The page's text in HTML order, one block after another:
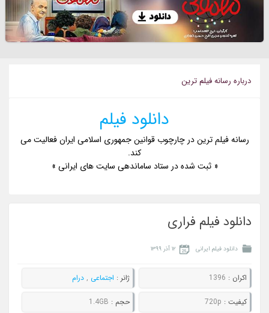
درباره رسانه فيلم ترين
دانلود فیلم
رسانه فیلم ترین در چارچوب قوانین جمهوری اسلامی ایران فعالیت می
کند.
« ثبت شده در ستاد ساماندهی سایت های ایرانی »
دانلود فیلم فراری
دانلود فیلم ایرانی ۱۲ آذر ۱۳۹۹
اکران : 1396 ژانر : اجتماعی , درام
کيفيت : 720p حجم : 1.4GB